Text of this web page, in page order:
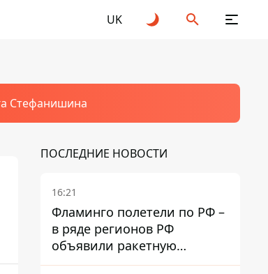
UK
Стефанишина
ПОСЛЕДНИЕ НОВОСТИ
16:21
Фламинго полетели по РФ –
в ряде регионов РФ
объявили ракетную
опасность